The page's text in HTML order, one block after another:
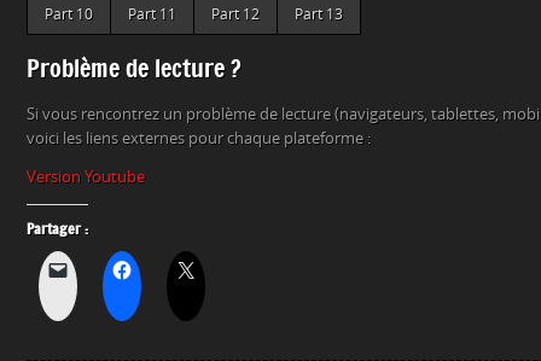
Part 10 Part 11 Part 12 Part 13
Problème de lecture ?
Si vous rencontrez un problème de lecture (navigateurs, tablettes,
voici les liens externes pour chaque plateforme :
Version Youtube
Partager :